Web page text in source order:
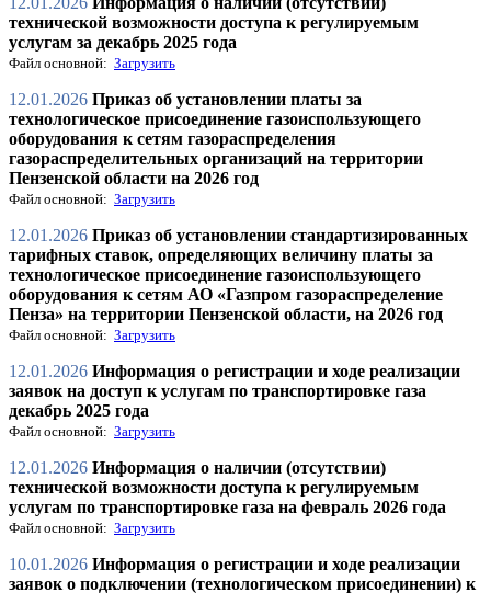
технической возможности доступа к регулируемым
услугам за декабрь 2025 года
Файл основной: Загрузить
12.01.2026 Приказ об установлении платы за
технологическое присоединение газоиспользующего
оборудования к сетям газораспределения
газораспределительных организаций на территории
Пензенской области на 2026 год
Файл основной: Загрузить
12.01.2026 Приказ об установлении стандартизированных
тарифных ставок, определяющих величину платы за
технологическое присоединение газоиспользующего
оборудования к сетям АО «Газпром газораспределение
Пенза» на территории Пензенской области, на 2026 год
Файл основной: Загрузить
12.01.2026 Информация о регистрации и ходе реализации
заявок на доступ к услугам по транспортировке газа
декабрь 2025 года
Файл основной: Загрузить
12.01.2026 Информация о наличии (отсутствии)
технической возможности доступа к регулируемым
услугам по транспортировке газа на февраль 2026 года
Файл основной: Загрузить
10.01.2026 Информация о регистрации и ходе реализации
заявок о подключении (технологическом присоединении) к